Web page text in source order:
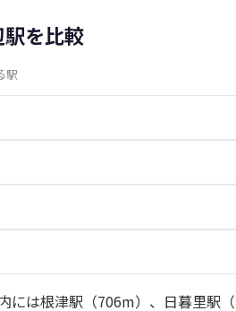
を比較
駅
には根津駅（706m）、日暮里駅